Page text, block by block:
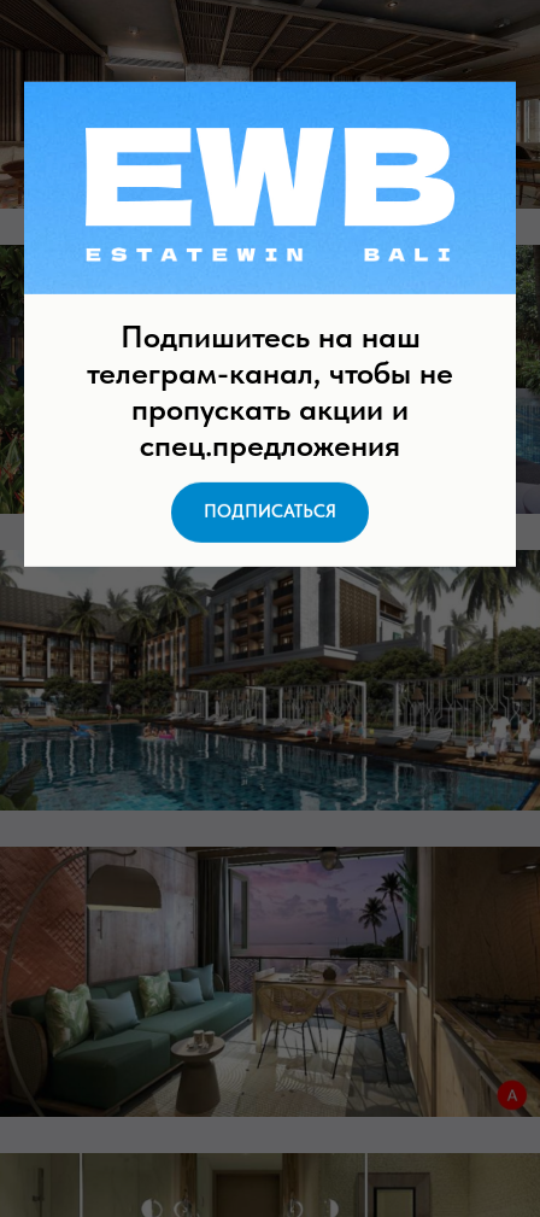
Подпишитесь на наш
телеграм-канал, чтобы не
пропускать акции и
спец.предложения
ПОДПИСАТЬСЯ